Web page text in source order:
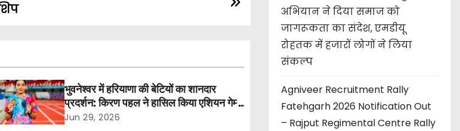
भुवनेश्वर में हरियाणा की बेटियों का शानदार
प्रदर्शन: किरण पहल ने हासिल किया एशियन गेम्स
क्वालिफाइंग स्टैंडर्ड, पूजा ने जीता कांस्य पदक
Jun 29, 2026
अभियान ने दिया समाज को
जागरूकता का संदेश, एमडीयू
रोहतक में हजारों लोगों ने लिया
संकल्प
Agniveer Recruitment Rally
Fatehgarh 2026 Notification Out
– Rajput Regimental Centre Rally